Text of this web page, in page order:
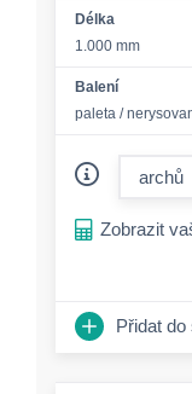
Délka
1.000 mm
Balení
paleta /
Zobrazit
Přidat